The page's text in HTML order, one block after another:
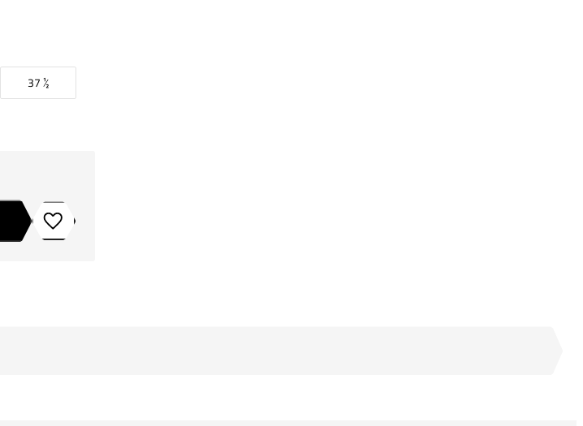
37 ½
Toevoegen aan verlanglijstje